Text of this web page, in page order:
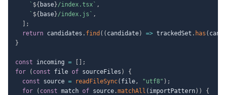
` ${ base}/index.tsx ` ,
` ${ base}/index.js ` ,
;
return candidates . find ( ( candidate) => trackedSet . has (
}
const incoming =
;
for
( const file of sourceFiles )
{
const source = readFileSync( file, "utf8" ) ;
for
( const match of source.matchAll ( importPattern) )
{